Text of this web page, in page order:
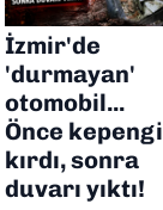
İzmir'de
'durmayan'
otomobil...
Önce kepengi
kırdı, sonra
duvarı yıktı!